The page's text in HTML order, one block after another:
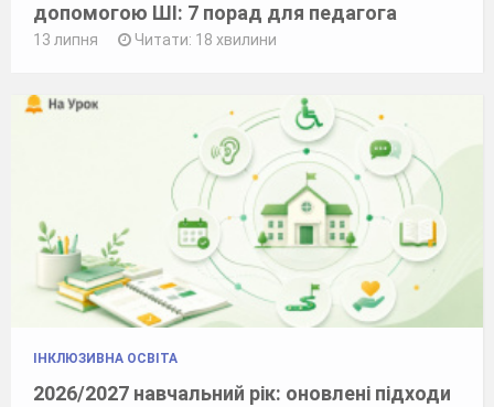
допомогою ШІ: 7 порад для педагога
13 липня Читати: 18 хвилини
ІНКЛЮЗИВНА ОСВІТА
2026/2027 навчальний рік: оновлені підходи